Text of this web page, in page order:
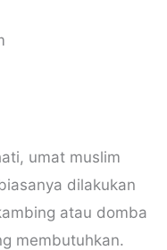
umat muslim
dilakukan
atau domba
membutuhkan.